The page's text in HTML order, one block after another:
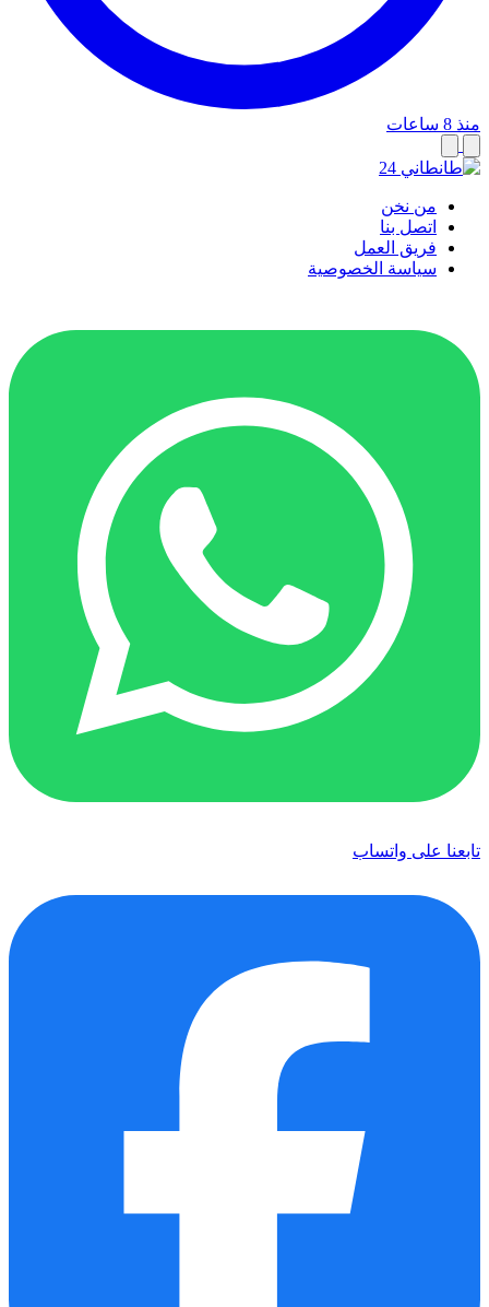
منذ 8 ساعات
من نخن
اتصل بنا
فريق العمل
سياسة الخصوصية
تابعنا على واتساب